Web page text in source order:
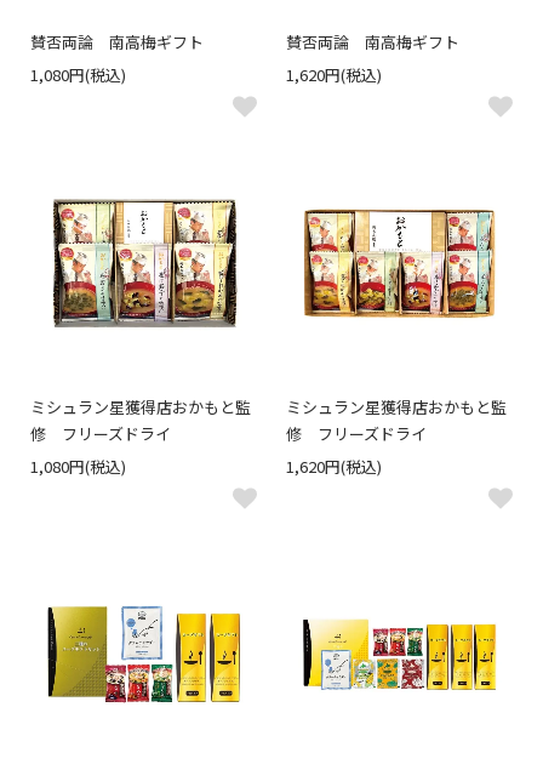
賛否両論 南高梅ギフト
1,080円(税込)
賛否両論 南高梅ギフト
1,620円(税込)
ミシュラン星獲得店おかもと監
修 フリーズドライ
1,080円(税込)
ミシュラン星獲得店おかもと監
修 フリーズドライ
1,620円(税込)